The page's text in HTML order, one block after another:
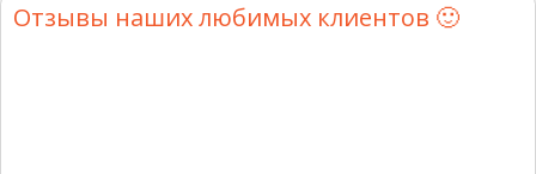
Отзывы наших любимых клиентов 🙂